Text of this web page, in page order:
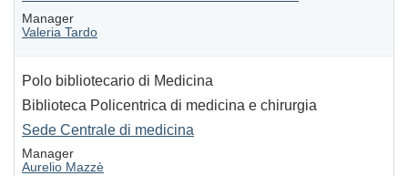
Manager
Valeria Tardo
Polo bibliotecario di Medicina
Biblioteca Policentrica di medicina e chirurgia
Sede Centrale di medicina
Manager
Aurelio Mazzè